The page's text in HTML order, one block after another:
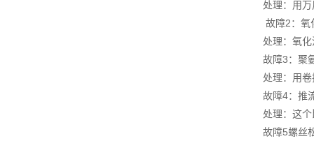
处理：用
故障2：氧
处理：氧
故障3：聚
处理：用
故障4：推
处理：这
故障5螺丝